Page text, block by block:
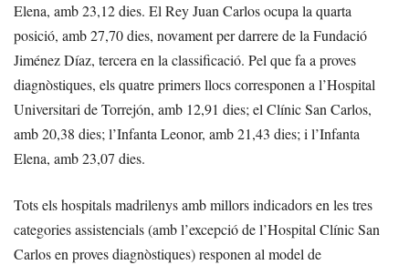
Elena, amb 23,12 dies. El Rey Juan Carlos ocupa la quarta
posició, amb 27,70 dies, novament per darrere de la Fundació
Jiménez Díaz, tercera en la classificació. Pel que fa a proves
diagnòstiques, els quatre primers llocs corresponen a l’Hospital
Universitari de Torrejón, amb 12,91 dies; el Clínic San Carlos,
amb 20,38 dies; l’Infanta Leonor, amb 21,43 dies; i l’Infanta
Elena, amb 23,07 dies.
Tots els hospitals madrilenys amb millors indicadors en les tres
categories assistencials (amb l’excepció de l’Hospital Clínic San
Carlos en proves diagnòstiques) responen al model de